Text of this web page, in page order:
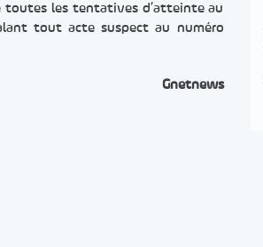
toutes les tentatives d’atteinte au
tout acte suspect au numéro
Gnetnews